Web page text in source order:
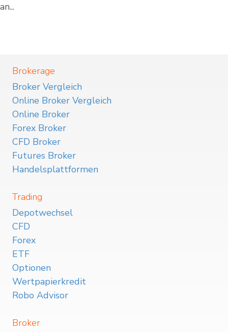
an...
Brokerage
Broker Vergleich
Online Broker Vergleich
Online Broker
Forex Broker
CFD Broker
Futures Broker
Handelsplattformen
Trading
Depotwechsel
CFD
Forex
ETF
Optionen
Wertpapierkredit
Robo Advisor
Broker